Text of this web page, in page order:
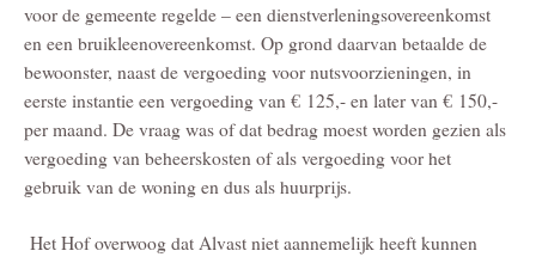
voor de gemeente regelde – een dienstverleningsovereenkomst
en een bruikleenovereenkomst. Op grond daarvan betaalde de
bewoonster, naast de vergoeding voor nutsvoorzieningen, in
eerste instantie een vergoeding van € 125,- en later van € 150,-
per maand. De vraag was of dat bedrag moest worden gezien als
vergoeding van beheerskosten of als vergoeding voor het
gebruik van de woning en dus als huurprijs.
Het Hof overwoog dat Alvast niet aannemelijk heeft kunnen